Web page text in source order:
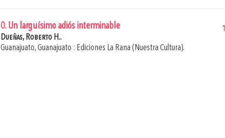
0. Un larguísimo adiós interminable
Dueñas, Roberto H..
Guanajuato, Guanajuato : Ediciones La Rana (Nuestra Cultura).